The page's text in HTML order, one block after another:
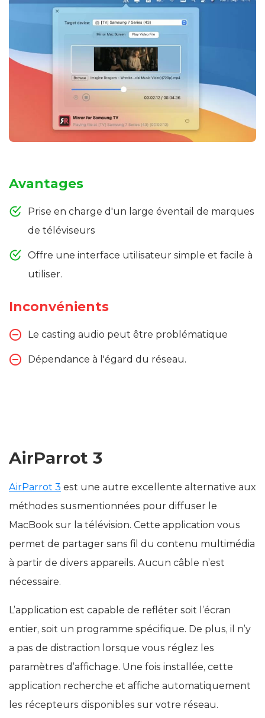
Avantages
Prise en charge d'un large éventail de marques
de téléviseurs
Offre une interface utilisateur simple et facile à
utiliser.
Inconvénients
Le casting audio peut être problématique
Dépendance à l'égard du réseau.
AirParrot 3
AirParrot 3 est une autre excellente alternative aux
méthodes susmentionnées pour diffuser le
MacBook sur la télévision. Cette application vous
permet de partager sans fil du contenu multimédia
à partir de divers appareils. Aucun câble n’est
nécessaire.
L’application est capable de refléter soit l’écran
entier, soit un programme spécifique. De plus, il n’y
a pas de distraction lorsque vous réglez les
paramètres d’affichage. Une fois installée, cette
application recherche et affiche automatiquement
les récepteurs disponibles sur votre réseau.